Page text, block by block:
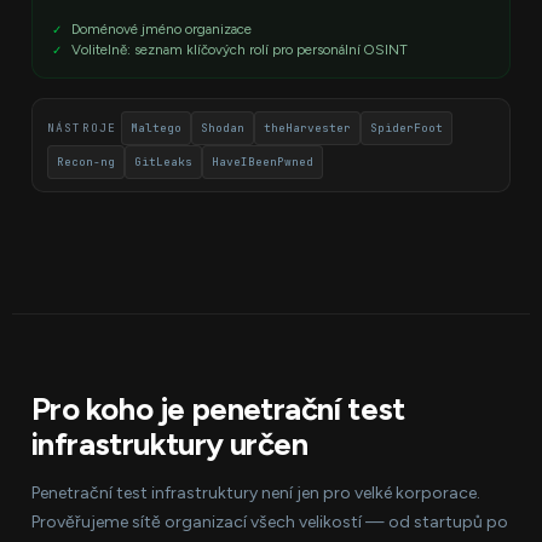
Doménové jméno organizace
Volitelně: seznam klíčových rolí pro personální OSINT
NÁSTROJE Maltego Shodan theHarvester SpiderFoot
Recon-ng GitLeaks HaveIBeenPwned
Pro koho je penetrační test
infrastruktury určen
Penetrační test infrastruktury není jen pro velké korporace.
Prověřujeme sítě organizací všech velikostí — od startupů po